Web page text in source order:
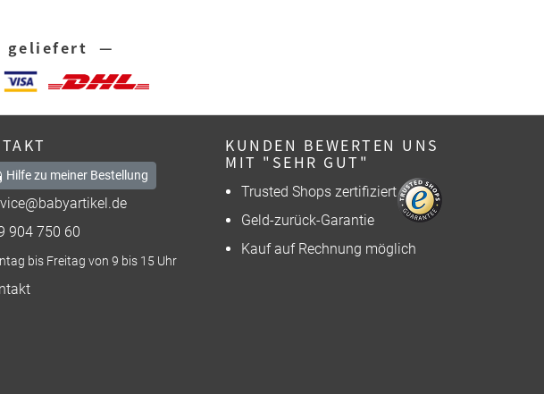
geliefert —
Hilfe zu meiner Bestellung
904 750 60
bis Freitag von 9 bis 15 Uhr
KUNDEN BEWERTEN UNS
MIT "SEHR GUT"
Trusted Shops zertifiziert
Geld-zurück-Garantie
Kauf auf Rechnung möglich